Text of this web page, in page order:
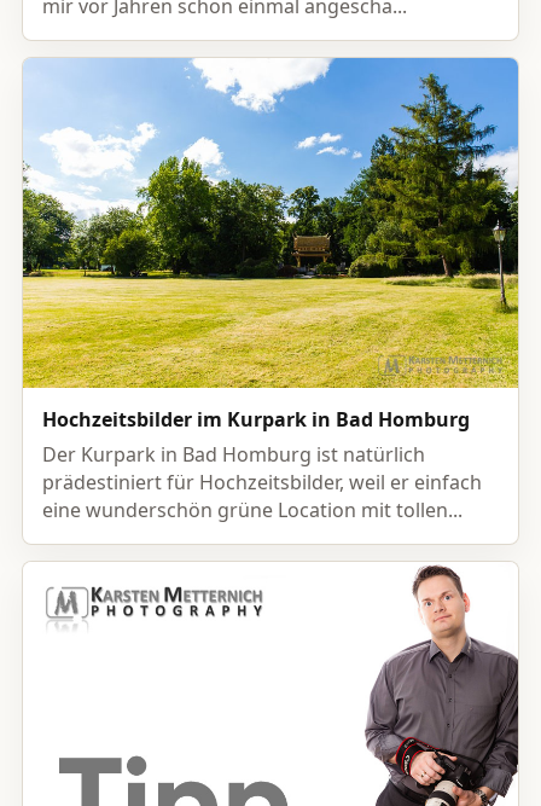
mir vor Jahren schon einmal angescha...
Hochzeitsbilder im Kurpark in Bad Homburg
Der Kurpark in Bad Homburg ist natürlich
prädestiniert für Hochzeitsbilder, weil er einfach
eine wunderschön grüne Location mit tollen...